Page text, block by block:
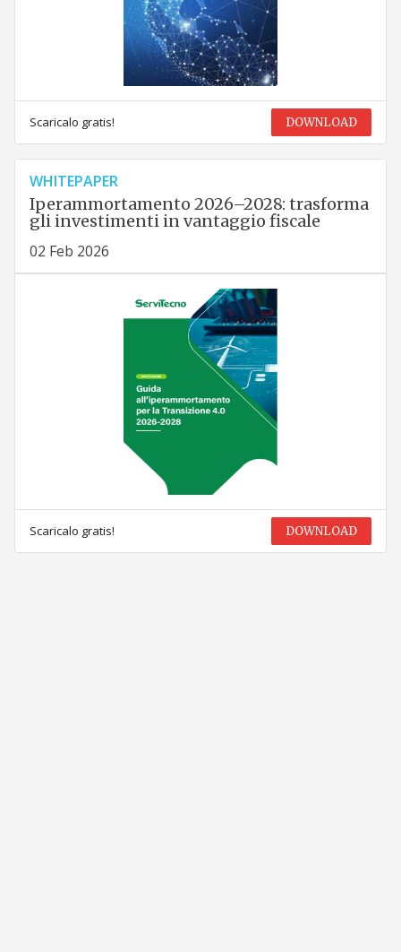
Scaricalo gratis! DOWNLOAD
WHITEPAPER
Iperammortamento 2026–2028: trasforma
gli investimenti in vantaggio fiscale
02 Feb 2026
Scaricalo gratis! DOWNLOAD